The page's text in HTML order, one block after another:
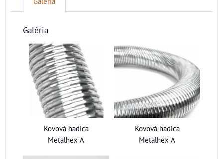
Galéria
Kovová hadica
Metalhex A
Kovová hadica
Metalhex A